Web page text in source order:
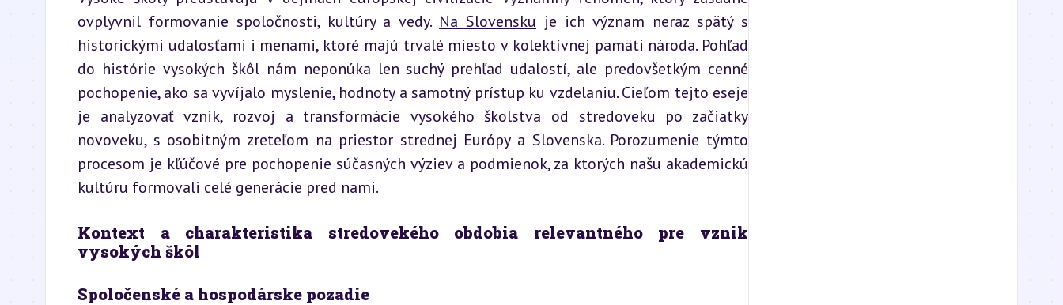
ovplyvnil formovanie spoločnosti, kultúry a vedy. Na Slovensku je ich význam neraz spätý s
historickými udalosťami i menami, ktoré majú trvalé miesto v kolektívnej pamäti národa. Pohľad
do histórie vysokých škôl nám neponúka len suchý prehľad udalostí, ale predovšetkým cenné
pochopenie, ako sa vyvíjalo myslenie, hodnoty a samotný prístup ku vzdelaniu. Cieľom tejto eseje
je analyzovať vznik, rozvoj a transformácie vysokého školstva od stredoveku po začiatky
novoveku, s osobitným zreteľom na priestor strednej Európy a Slovenska. Porozumenie týmto
procesom je kľúčové pre pochopenie súčasných výziev a podmienok, za ktorých našu akademickú
kultúru formovali celé generácie pred nami.
Kontext a charakteristika stredovekého obdobia relevantného pre vznik
vysokých škôl
Spoločenské a hospodárske pozadie